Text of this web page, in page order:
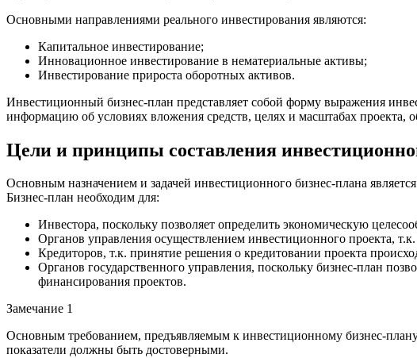
Основными направлениями реального инвестирования являются:
Капитальное инвестирование;
Инновационное инвестирование в нематериальные активы;
Инвестирование прироста оборотных активов.
Инвестиционный бизнес-план представляет собой форму выражения
информацию об условиях вложения средств, целях и масштабах проекта,
Цели и принципы составления
Основным назначением и задачей инвестиционного бизнес-плана
Бизнес-план необходим для:
Инвестора, поскольку позволяет определить экономическую
Органов управления осуществлением инвестиционного проекта,
Кредиторов, т.к. принятие решения о кредитовании проекта
Органов государственного управления, поскольку бизнес-план
финансирования проектов.
Замечание 1
Основным требованием, предъявляемым к инвестиционному бизнес-
показатели должны быть достоверными.